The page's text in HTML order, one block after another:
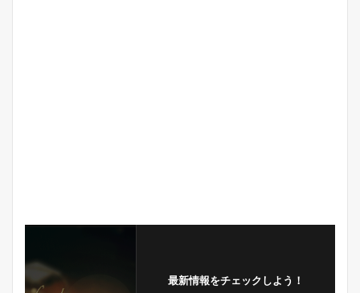
最新情報をチェックしよう！